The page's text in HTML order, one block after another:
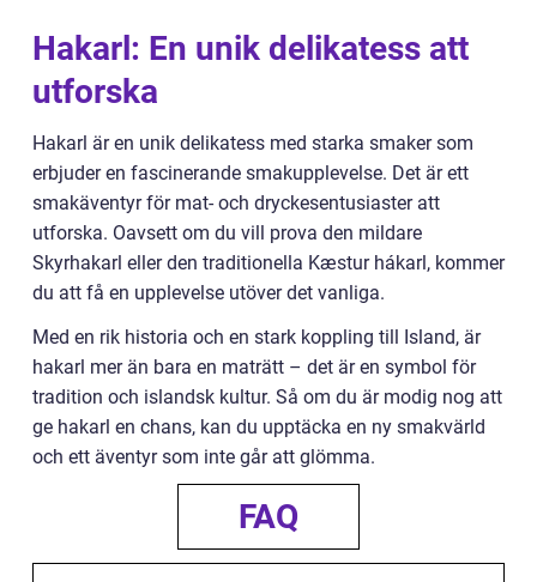
Hakarl: En unik delikatess att
utforska
Hakarl är en unik delikatess med starka smaker som
erbjuder en fascinerande smakupplevelse. Det är ett
smakäventyr för mat- och dryckesentusiaster att
utforska. Oavsett om du vill prova den mildare
Skyrhakarl eller den traditionella Kæstur hákarl, kommer
du att få en upplevelse utöver det vanliga.
Med en rik historia och en stark koppling till Island, är
hakarl mer än bara en maträtt – det är en symbol för
tradition och islandsk kultur. Så om du är modig nog att
ge hakarl en chans, kan du upptäcka en ny smakvärld
och ett äventyr som inte går att glömma.
FAQ